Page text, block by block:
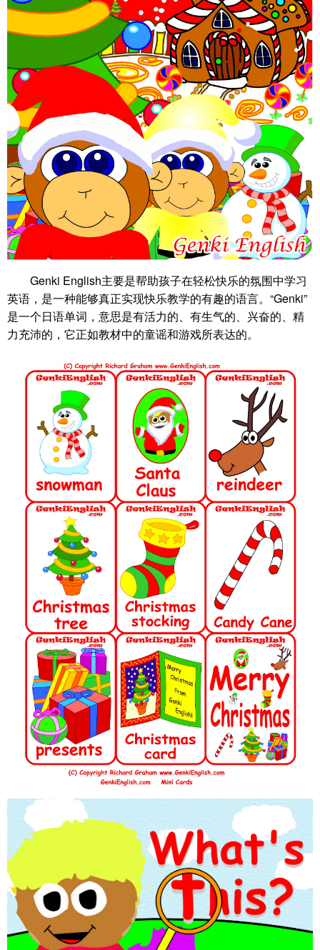
Genki English主要是帮助孩子在轻松快乐的氛围中学习
英语，是一种能够真正实现快乐教学的有趣的语言。“Genki”
是一个日语单词，意思是有活力的、有生气的、兴奋的、精
力充沛的，它正如教材中的童谣和游戏所表达的。